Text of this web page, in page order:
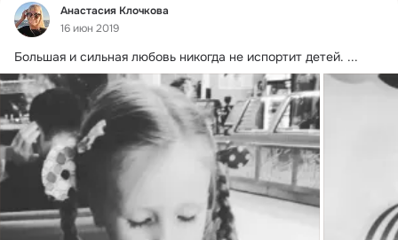
Фид
Анастасия Клочкова
16 июн 2019
Большая и сильная любовь никогда не испортит детей. ...